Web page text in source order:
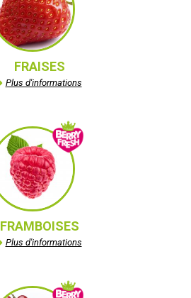
FRAISES
Plus d'informations
FRAMBOISES
Plus d'informations